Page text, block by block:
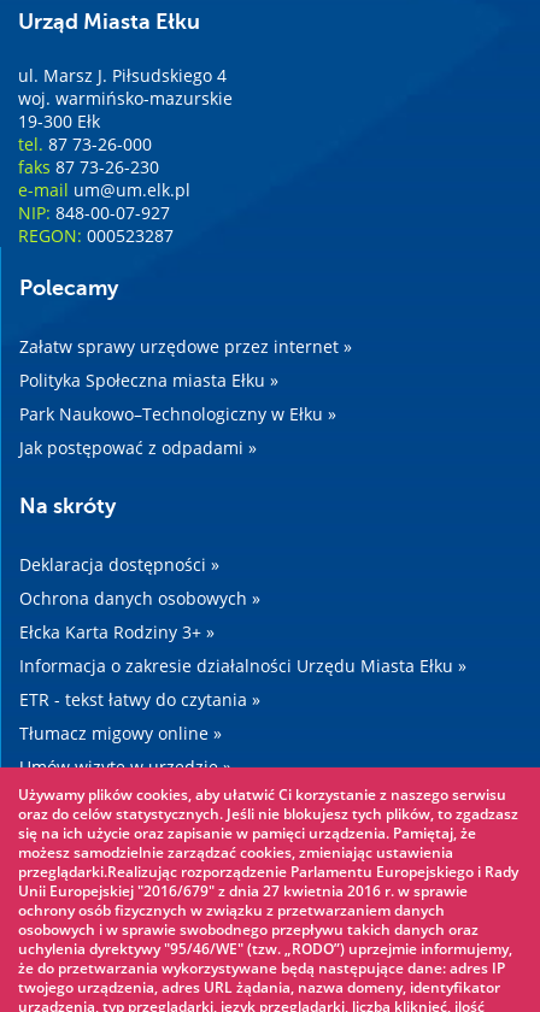
Urząd Miasta Ełku
ul. Marsz J. Piłsudskiego 4
woj. warmińsko-mazurskie
19-300 Ełk
tel. 87 73-26-000
faks 87 73-26-230
e-mail um@um.elk.pl
NIP: 848-00-07-927
REGON: 000523287
Polecamy
Załatw sprawy urzędowe przez internet »
Polityka Społeczna miasta Ełku »
Park Naukowo–Technologiczny w Ełku »
Jak postępować z odpadami »
Na skróty
Deklaracja dostępności »
Ochrona danych osobowych »
Ełcka Karta Rodziny 3+ »
Informacja o zakresie działalności Urzędu Miasta Ełku »
ETR - tekst łatwy do czytania »
Tłumacz migowy online »
Umów wizytę w urzędzie »
Drogi »
Warto zobaczyć
Park linowy »
Park Wodny »
Lodowisko »
Używamy plików cookies, aby ułatwić Ci korzystanie z naszego serwisu
oraz do celów statystycznych. Jeśli nie blokujesz tych plików, to zgadzasz
się na ich użycie oraz zapisanie w pamięci urządzenia. Pamiętaj, że
możesz samodzielnie zarządzać cookies, zmieniając ustawienia
przeglądarki.Realizując rozporządzenie Parlamentu Europejskiego i Rady
Unii Europejskiej "2016/679" z dnia 27 kwietnia 2016 r. w sprawie
ochrony osób fizycznych w związku z przetwarzaniem danych
osobowych i w sprawie swobodnego przepływu takich danych oraz
uchylenia dyrektywy "95/46/WE" (tzw. „RODO”) uprzejmie informujemy,
że do przetwarzania wykorzystywane będą następujące dane: adres IP
twojego urządzenia, adres URL żądania, nazwa domeny, identyfikator
urządzenia, typ przeglądarki, język przeglądarki, liczba kliknięć, ilość